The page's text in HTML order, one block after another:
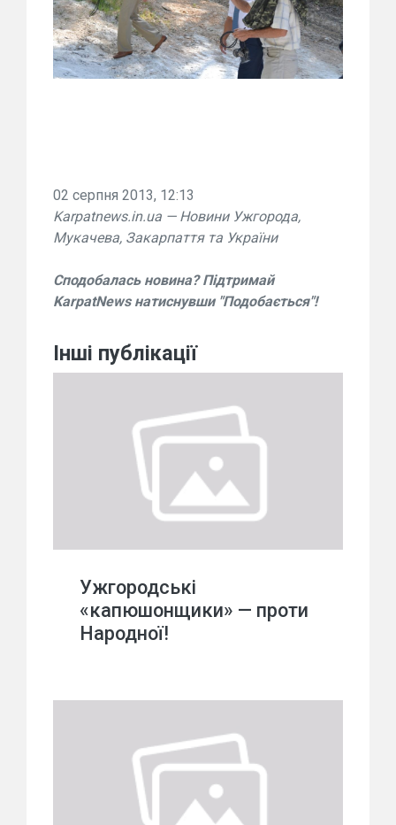
02 серпня 2013, 12:13
Karpatnews.in.ua — Новини Ужгорода,
Мукачева, Закарпаття та України
Сподобалась новина? Підтримай
KarpatNews натиснувши "Подобається"!
Інші публікації
Ужгородські
«капюшонщики» — проти
Народної!